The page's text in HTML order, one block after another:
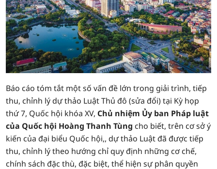
Báo cáo tóm tắt một số vấn đề lớn trong giải trình, tiếp
thu, chỉnh lý dự thảo Luật Thủ đô (sửa đổi) tại Kỳ họp
thứ 7, Quốc hội khóa XV, Chủ nhiệm Ủy ban Pháp luật
của Quốc hội Hoàng Thanh Tùng cho biết, trên cơ sở ý
kiến của đại biểu Quốc hội,, dự thảo Luật đã được tiếp
thu, chỉnh lý theo hướng chỉ quy định những cơ chế,
chính sách đặc thù, đặc biệt, thể hiện sự phân quyền